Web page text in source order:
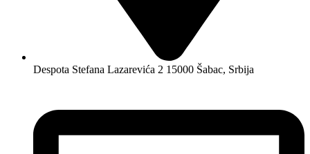
Despota Stefana Lazarevića 2 15000 Šabac, Srbija